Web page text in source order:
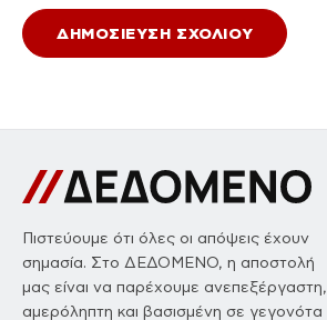
Πιστεύουμε ότι όλες οι απόψεις έχουν
σημασία. Στο ΔΕΔΟΜΕΝΟ, η αποστολή
μας είναι να παρέχουμε ανεπεξέργαστη,
αμερόληπτη και βασισμένη σε γεγονότα